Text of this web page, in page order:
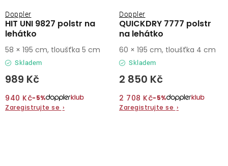
HIT UNI 9827 polstr na
lehátko
Doppler
Skladem
989 Kč
940 Kč−5%
Zaregistrujte se ›
58 × 195 cm, tloušťka 5 cm
QUICKDRY 7777 polstr
na lehátko
Doppler
Skladem
2 850 Kč
2 708 Kč−5%
Zaregistrujte se ›
60 × 195 cm, tloušťka 4 cm